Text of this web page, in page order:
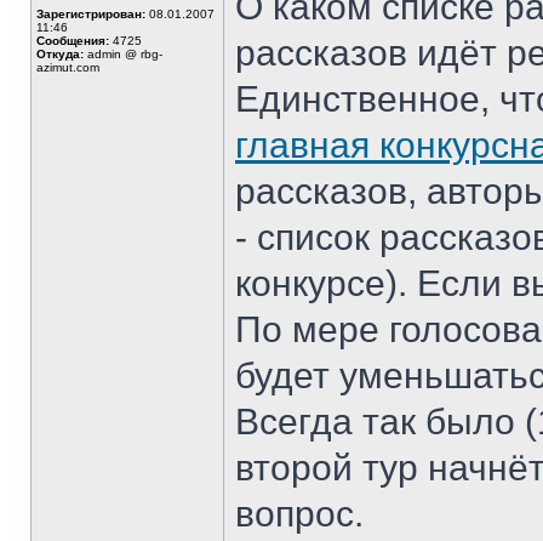
Зарегистрирован: 08.01.2007
11:46
Сообщения: 4725
Откуда: admin @ rbg-
azimut.com
рассказов идёт
Единственное,
главная
рассказов,
- список
конкурсе). Если
По мере
будет
Всегда так было
второй тур
вопрос.